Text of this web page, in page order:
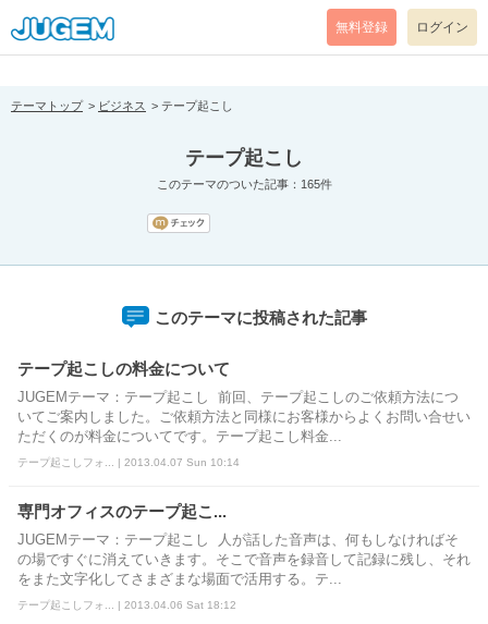
[pear_error: message="Success" code=0 mode=return level=notice
prefix="" info=""]
無料登録 ログイン
テーマトップ ビジネス テープ起こし
テープ起こし
このテーマのついた記事：165件
このテーマに投稿された記事
テープ起こしの料金について
JUGEMテーマ：テープ起こし 前回、テープ起こしのご依頼方法につ
いてご案内しました。ご依頼方法と同様にお客様からよくお問い合せい
ただくのが料金についてです。テープ起こし料金...
テープ起こしフォ... | 2013.04.07 Sun 10:14
専門オフィスのテープ起こ...
JUGEMテーマ：テープ起こし 人が話した音声は、何もしなければそ
の場ですぐに消えていきます。そこで音声を録音して記録に残し、それ
をまた文字化してさまざまな場面で活用する。テ...
テープ起こしフォ... | 2013.04.06 Sat 18:12